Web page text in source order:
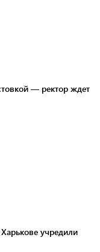
— ректор ждет
учредили